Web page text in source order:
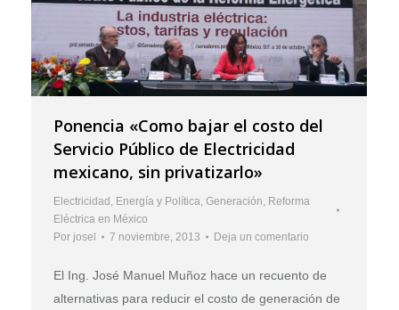
Ponencia «Como bajar el costo del
Servicio Público de Electricidad
mexicano, sin privatizarlo»
Electricidad, Energía y Política, Generación, Reforma
Eléctrica en México
Por josel 7 noviembre, 2013 Deja un comentario
El Ing. José Manuel Muñoz hace un recuento de
alternativas para reducir el costo de generación de